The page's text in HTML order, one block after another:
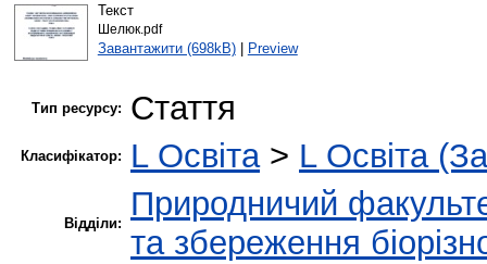
Текст
Шелюк.pdf
Завантажити (698kB)| Preview
Тип ресурсу: Стаття
Класифікатор: L Освіта> L Освіта
Відділи:
Природничий
та збереження